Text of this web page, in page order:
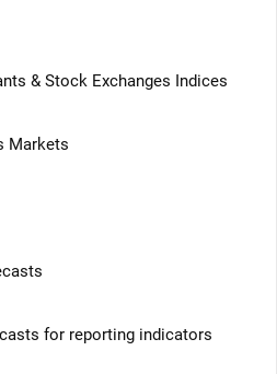
& Stock Exchanges Indices
Markets
for reporting indicators